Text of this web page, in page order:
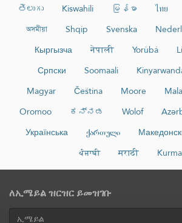
తెలుగు
Kiswahili မြန်မာ ไทย
অসমীয়া
Shqip Svenska
Кыргызча
नेपाली Yorùbá
Српски
Soomaali
Magyar
Čeština Moore
Oromoo
ಕನ್ನಡ Wolof
Українська
ქართული
ਪੰਜਾਬੀ
मराठी
ለኢሜይል ዝርዝር ይመዝገቡ